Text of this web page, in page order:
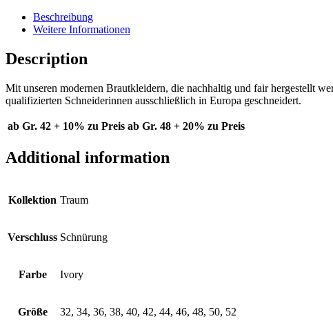
Beschreibung
Weitere Informationen
Description
Mit unseren modernen Brautkleidern, die nachhaltig und fair hergestellt
qualifizierten Schneiderinnen ausschließlich in Europa geschneidert.
ab Gr. 42 + 10% zu Preis ab Gr. 48 + 20% zu Preis
Additional information
Kollektion Traum
Verschluss Schnürung
Farbe Ivory
Größe 32, 34, 36, 38, 40, 42, 44, 46, 48, 50, 52